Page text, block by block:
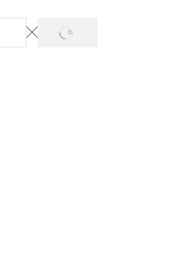
PROCURAR